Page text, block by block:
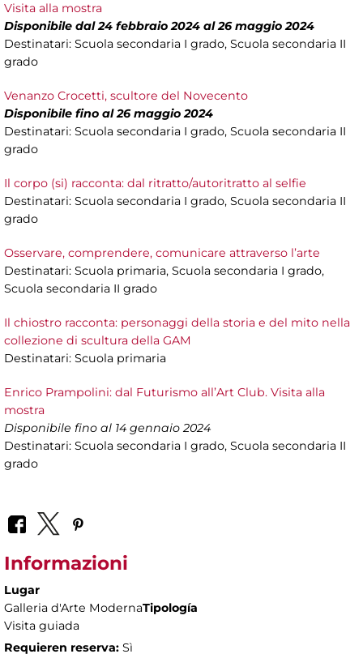
Visita alla mostra
Disponibile dal 24 febbraio 2024 al 26 maggio 2024
Destinatari: Scuola secondaria I grado, Scuola secondaria II
grado
Venanzo Crocetti, scultore del Novecento
Disponibile fino al 26 maggio 2024
Destinatari: Scuola secondaria I grado, Scuola secondaria II
grado
Il corpo (si) racconta: dal ritratto/autoritratto al selfie
Destinatari: Scuola secondaria I grado, Scuola secondaria II
grado
Osservare, comprendere, comunicare attraverso l’arte
Destinatari: Scuola primaria, Scuola secondaria I grado,
Scuola secondaria II grado
Il chiostro racconta: personaggi della storia e del mito nella
collezione di scultura della GAM
Destinatari: Scuola primaria
Enrico Prampolini: dal Futurismo all’Art Club. Visita alla
mostra
Disponibile fino al 14 gennaio 2024
Destinatari: Scuola secondaria I grado, Scuola secondaria II
grado
Informazioni
Lugar
Galleria d'Arte ModernaTipología
Visita guiada
Requieren reserva: Sì